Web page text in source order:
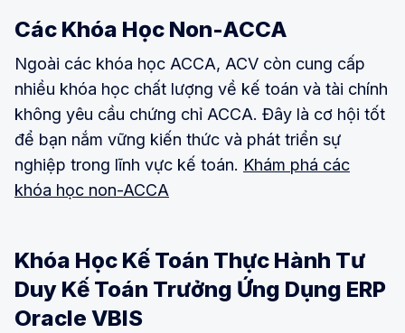
Các Khóa Học Non-ACCA
Ngoài các khóa học ACCA, ACV còn cung cấp
nhiều khóa học chất lượng về kế toán và tài chính
không yêu cầu chứng chỉ ACCA. Đây là cơ hội tốt
để bạn nắm vững kiến thức và phát triển sự
nghiệp trong lĩnh vực kế toán. Khám phá các
khóa học non-ACCA
Khóa Học Kế Toán Thực Hành Tư
Duy Kế Toán Trưởng Ứng Dụng ERP
Oracle VBIS